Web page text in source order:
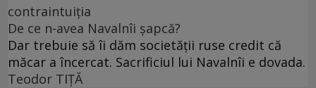
contraintuiția
De ce n-avea Navalnîi șapcă?
Dar trebuie să îi dăm societății ruse credit că
măcar a încercat. Sacrificiul lui Navalnîi e dovada.
Teodor TIŢĂ